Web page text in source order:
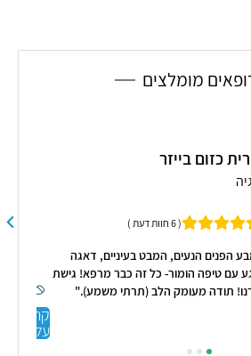
מומלצים
כזום בייזר
( 6 חוות דעת )
הפנים הנעים, המבט בעיניים, דאגה
עם טיפה הומור- כל זה כבר מרפא! גישת
תודה מעומק הלב (תרתי משמע)."
קראו
עליי